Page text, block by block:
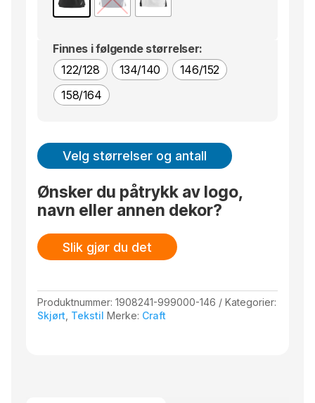
• Miljøvennlig
Finnes i følgende størrelser:
122/128
134/140
146/152
158/164
Velg størrelser og antall
Ønsker du påtrykk av logo,
navn eller annen dekor?
Slik gjør du det
Produktnummer:1908241-999000-146
Kategorier:
Skjørt Tekstil Merke: Craft